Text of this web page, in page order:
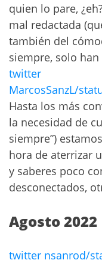
quien lo pare,
mal redactada
también del
siempre, solo
twitter
MarcosSanzL/
Hasta los más
la necesidad de
siempre”)
hora de aterrizar
y saberes poco
desconectados,
Agosto 2022
twitter nsanrod/